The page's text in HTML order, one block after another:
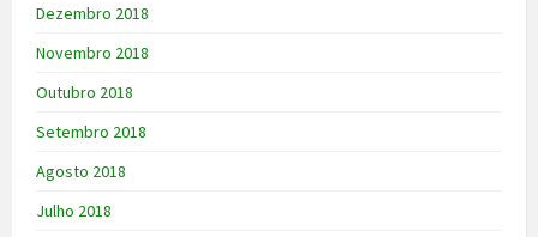
Dezembro 2018
Novembro 2018
Outubro 2018
Setembro 2018
Agosto 2018
Julho 2018